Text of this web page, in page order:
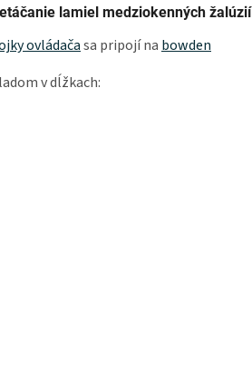
lamiel medziokenných žalúzií
ovládačasa pripojí na bowden
v dĺžkach: